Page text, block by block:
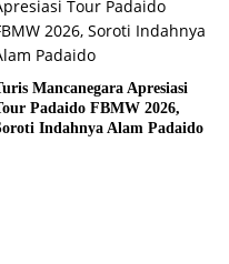
Mancanegara Apresiasi
Padaido FBMW 2026,
Indahnya Alam Padaido